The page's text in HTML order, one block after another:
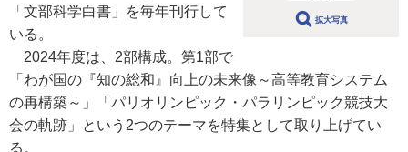
拡大写真
「文部科学白書」を毎年刊行して
いる。
2024年度は、2部構成。第1部で
「わが国の『知の総和』向上の未来像～高等教育システム
の再構築～」「パリオリンピック・パラリンピック競技大
会の軌跡」という2つのテーマを特集として取り上げてい
る。